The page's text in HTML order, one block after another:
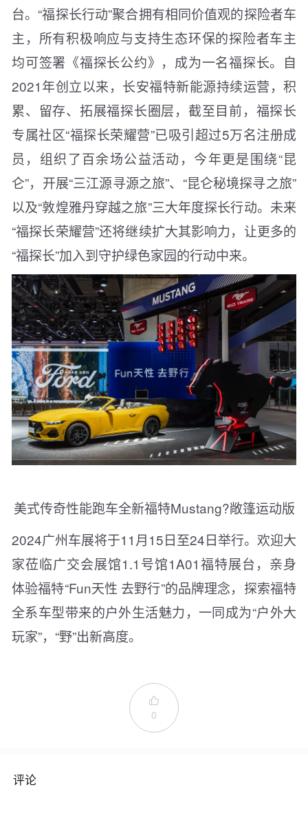
台。“福探长行动”聚合拥有相同价值观的探险者车
主，所有积极响应与支持生态环保的探险者车主
均可签署《福探长公约》，成为一名福探长。自
2021年创立以来，长安福特新能源持续运营，积
累、留存、拓展福探长圈层，截至目前，福探长
专属社区“福探长荣耀营”已吸引超过5万名注册成
员，组织了百余场公益活动，今年更是围绕“昆
仑”，开展“三江源寻源之旅”、“昆仑秘境探寻之旅”
以及“敦煌雅丹穿越之旅”三大年度探长行动。未来
“福探长荣耀营”还将继续扩大其影响力，让更多的
“福探长”加入到守护绿色家园的行动中来。
美式传奇性能跑车全新福特Mustang?敞篷运动版
2024广州车展将于11月15日至24日举行。欢迎大
家莅临广交会展馆1.1号馆1A01福特展台，亲身
体验福特“Fun天性 去野行”的品牌理念，探索福特
全系车型带来的户外生活魅力，一同成为“户外大
玩家”，“野”出新高度。

0
评论